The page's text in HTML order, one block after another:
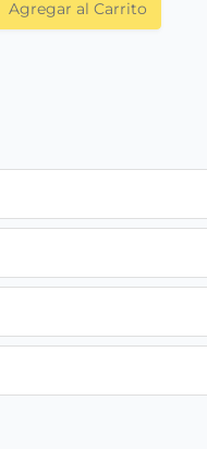
Agregar al Carrito